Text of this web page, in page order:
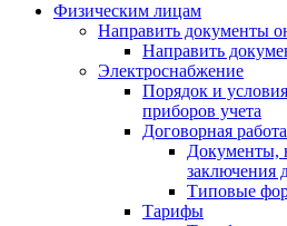
Физическим лицам
Направить документы
Направить
Электроснабжение
Порядок и
приборов учета
Договорная работа
Документы,
заключения
Типовые
Тарифы